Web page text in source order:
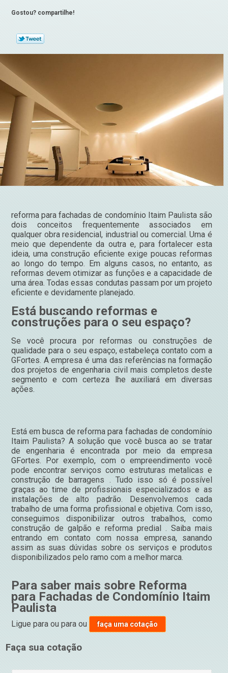
Gostou? compartilhe!
reforma para fachadas de condomínio Itaim Paulista são
dois conceitos frequentemente associados em
qualquer obra residencial, industrial ou comercial. Uma é
meio que dependente da outra e, para fortalecer esta
ideia, uma construção eficiente exige poucas reformas
ao longo do tempo. Em alguns casos, no entanto, as
reformas devem otimizar as funções e a capacidade de
uma área. Todas essas condutas passam por um projeto
eficiente e devidamente planejado.
Está buscando reformas e
construções para o seu espaço?
Se você procura por reformas ou construções de
qualidade para o seu espaço, estabeleça contato com a
GFortes. A empresa é uma das referências na formação
dos projetos de engenharia civil mais completos deste
segmento e com certeza lhe auxiliará em diversas
ações.
Está em busca de reforma para fachadas de condomínio
Itaim Paulista? A solução que você busca ao se tratar
de engenharia é encontrada por meio da empresa
GFortes. Por exemplo, com o empreendimento você
pode encontrar serviços como estruturas metalicas e
construção de barragens . Tudo isso só é possível
graças ao time de profissionais especializados e as
instalações de alto padrão. Desenvolvemos cada
trabalho de uma forma profissional e objetiva. Com isso,
conseguimos disponibilizar outros trabalhos, como
construção de galpão e reforma predial . Saiba mais
entrando em contato com nossa empresa, sanando
assim as suas dúvidas sobre os serviços e produtos
disponibilizados pelo ramo com a melhor marca.
Para saber mais sobre Reforma
para Fachadas de Condomínio Itaim
Paulista
Ligue paraou paraou faça uma cotação
Faça sua cotação